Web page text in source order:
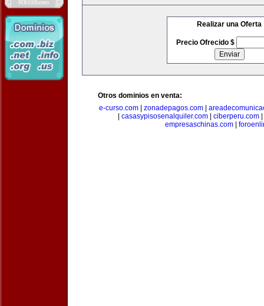
Realizar una Oferta
Precio Ofrecido $
Otros dominios en venta:
e-curso.com| zonadepagos.com|
casasypisosenalquiler.com ciberperu.com
empresaschinas.com|